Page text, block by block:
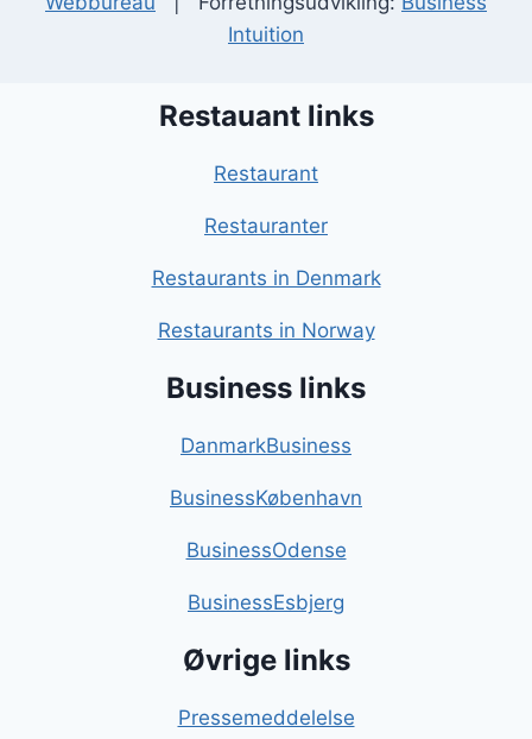
Intuition
Restauant links
Restaurant
Restauranter
Restaurants in Denmark
Restaurants in Norway
Business links
DanmarkBusiness
BusinessKøbenhavn
BusinessOdense
BusinessEsbjerg
Øvrige links
Pressemeddelelse